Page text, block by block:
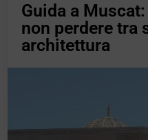
Guida a
non perdere tra
architettura